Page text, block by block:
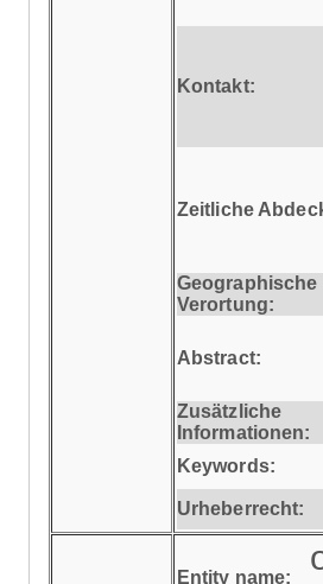
Kontakt:
Zeitliche
Geographische
Verortung:
Abstract:
Zusätzliche
Informationen:
Keywords:
Urheberrecht:
Entity name: